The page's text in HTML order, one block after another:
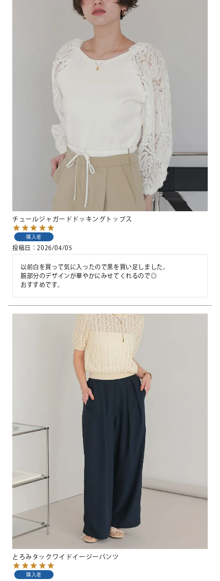
チュールジャガードドッキングトップス
購入者
投稿日 2026/04/05
以前白を買って気に入ったので黒を買い足しました。
腕部分のデザインが華やかにみせてくれるので◎
おすすめです。
とろみタックワイドイージーパンツ
購入者